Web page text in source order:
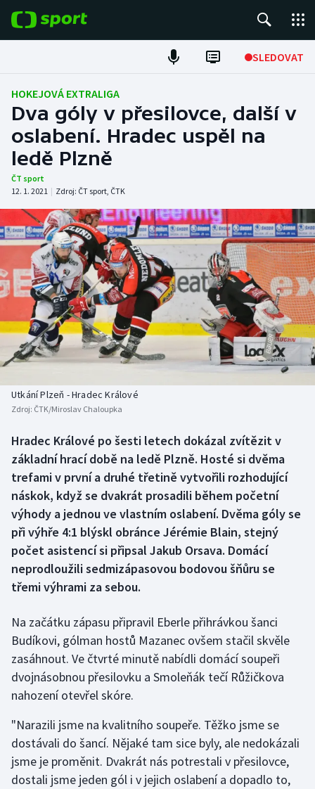
SLEDOVAT
Fotbal
Hokej
Tenis
Atletika
Cyklistika
DALŠÍ SPORTY
Americký fotbal
Baseball a softbal
Basketbal
Biatlon
Box
Curling
Dostihy
Florbal
Futsal
Golf
Gymnastika
Házená
Jezdectví
Judo
NEPŘEHLÉDNĚTE
Soutěže
Historické návraty
Aplikace ČT sport
HOKEJOVÁ EXTRALIGA
Dva góly v přesilovce, další v
oslabení. Hradec uspěl na
ledě Plzně
ČT sport
12. 1. 2021 | Zdroj: ČT sport, ČTK
Utkání Plzeň - Hradec Králové
Zdroj: ČTK/Miroslav Chaloupka
Hradec Králové po šesti letech dokázal zvítězit v
základní hrací době na ledě Plzně. Hosté si dvěma
trefami v první a druhé třetině vytvořili rozhodující
náskok, když se dvakrát prosadili během početní
výhody a jednou ve vlastním oslabení. Dvěma góly se
při výhře 4:1 blýskl obránce Jérémie Blain, stejný
počet asistencí si připsal Jakub Orsava. Domácí
neprodloužili sedmizápasovou bodovou šňůru se
třemi výhrami za sebou.
Na začátku zápasu připravil Eberle přihrávkou šanci
Budíkovi, gólman hostů Mazanec ovšem stačil skvěle
zasáhnout. Ve čtvrté minutě nabídli domácí soupeři
dvojnásobnou přesilovku a Smoleňák tečí Růžičkova
nahození otevřel skóre.
"Narazili jsme na kvalitního soupeře. Těžko jsme se
dostávali do šancí. Nějaké tam sice byly, ale nedokázali
jsme je proměnit. Dvakrát nás potrestali v přesilovce,
dostali jsme jeden gól i v jejich oslabení a dopadlo to,